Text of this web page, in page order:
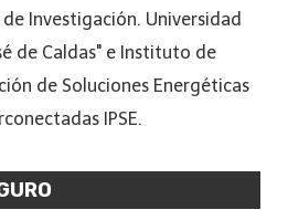
Investigación. Universidad
de Caldas" e Instituto de
de Soluciones Energéticas
IPSE.